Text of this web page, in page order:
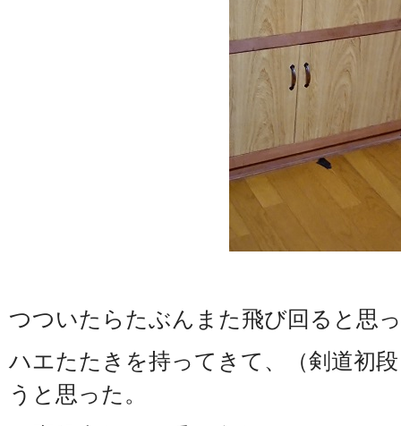
つついたらたぶんまた飛び回ると思
ハエたたきを持ってきて、（剣道初
うと思った。